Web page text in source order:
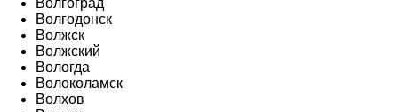
Волгоград
Волгодонск
Волжск
Волжский
Вологда
Волоколамск
Волхов